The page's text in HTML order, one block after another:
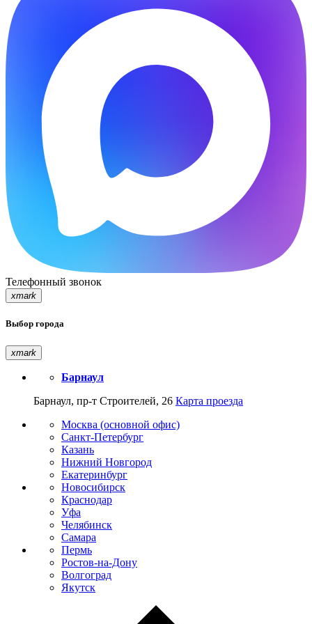
Телефонный звонок
xmark
Выбор города
xmark
Барнаул
Барнаул, пр-т Строителей, 26 Карта проезда
Москва (основной офис)
Санкт-Петербург
Казань
Нижний Новгород
Екатеринбург
Новосибирск
Краснодар
Уфа
Челябинск
Самара
Пермь
Ростов-на-Дону
Волгоград
Якутск